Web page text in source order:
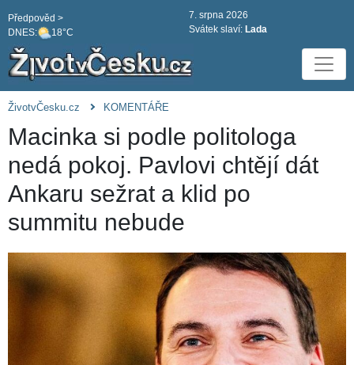
DNES: 18°C
Předpověd >
7. srpna 2026
Svátek slaví: Lada
ŽivotvČesku.cz KOMENTÁŘE
Macinka si podle politologa
nedá pokoj. Pavlovi chtějí dát
Ankaru sežrat a klid po
summitu nebude